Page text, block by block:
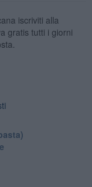
iscriviti alla
gratis tutti i giorni